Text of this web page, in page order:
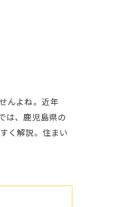
んよね。近年
は、鹿児島県の
く解説。住まい